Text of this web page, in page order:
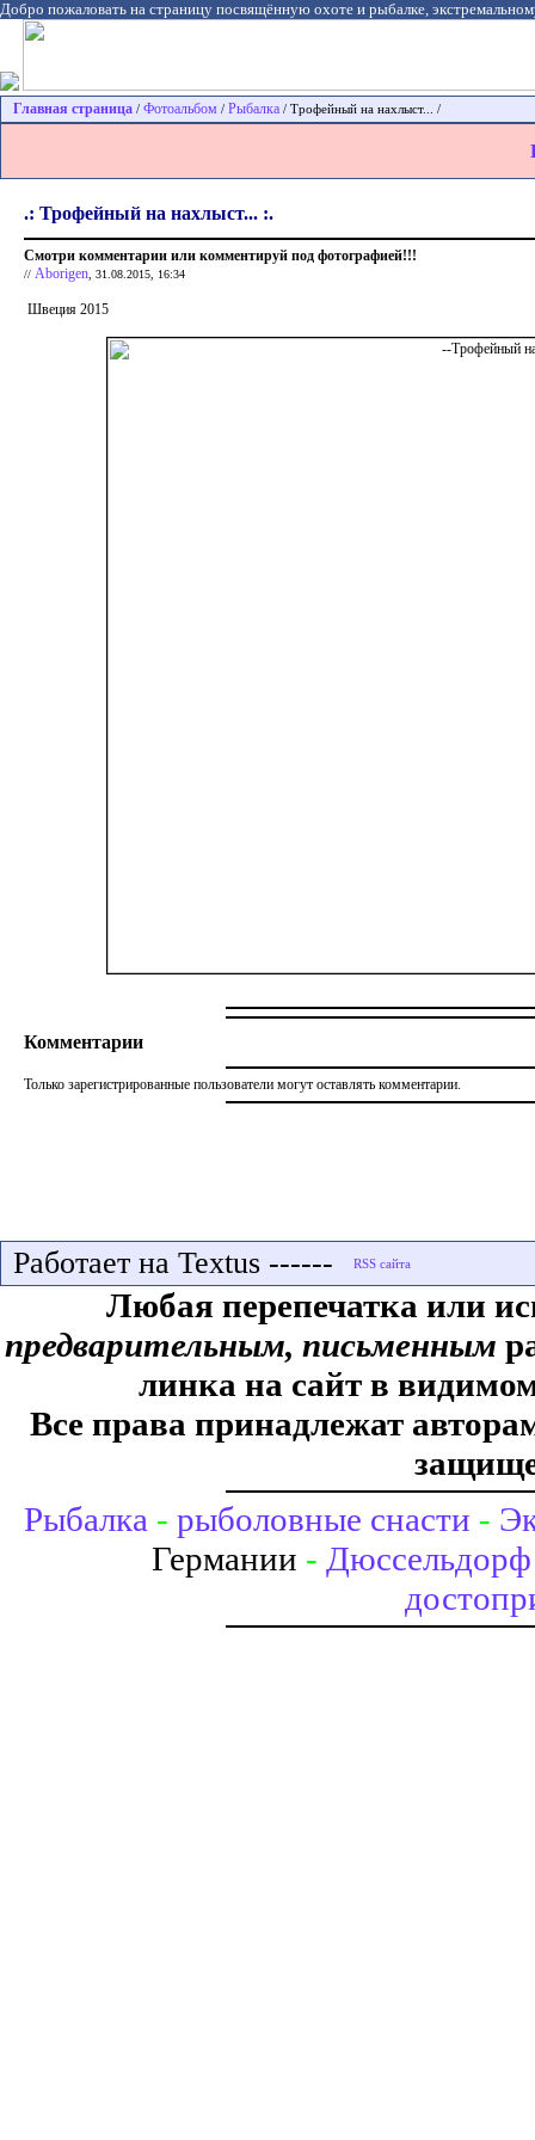
Добро пожаловать на страницу посвящённую охоте и рыбалке,
Главная страница / Фотоальбом / Рыбалка / Трофейный на нахлыст... /
.: Трофейный на нахлыст... :.
Смотри комментарии или комментируй под фотографией!!!
// Aborigen , 31.08.2015, 16:34
Швеция 2015
Комментарии
Только зарегистрированные пользователи могут оставлять комментарии.
Работает на Textus ------
Любая перепечатка или
предварительным, письменным
линка на сайт в
Все права принадлежат
Рыбалка - рыболовные снасти -
Германии - Дюссельдорф